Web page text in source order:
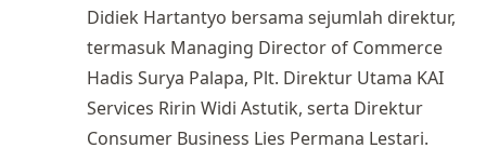
Didiek Hartantyo bersama sejumlah direktur,
termasuk Managing Director of Commerce
Hadis Surya Palapa, Plt. Direktur Utama KAI
Services Ririn Widi Astutik, serta Direktur
Consumer Business Lies Permana Lestari.